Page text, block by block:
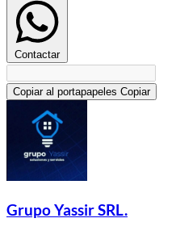
Contactar
Copiar al portapapeles Copiar
Grupo Yassir SRL.